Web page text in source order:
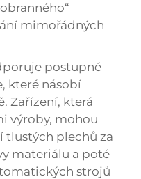
mimořádných
postupné
které násobí
Zařízení, která
výroby, mohou
tlustých plechů za
materiálu a poté
strojů